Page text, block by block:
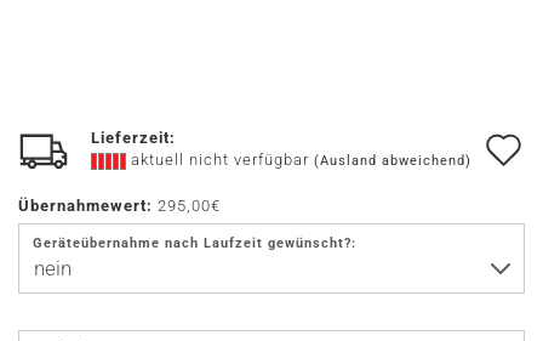
Lieferzeit:
aktuell nicht verfügbar (Ausland abweichend)
Übernahmewert: 295,00€
Geräteübernahme nach Laufzeit gewünscht?: